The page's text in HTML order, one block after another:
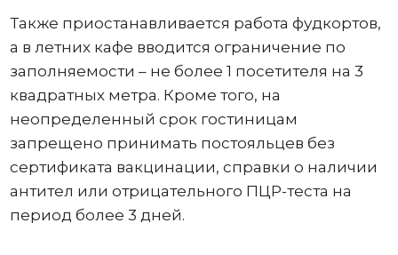
Также приостанавливается работа фудкортов,
а в летних кафе вводится ограничение по
заполняемости – не более 1 посетителя на 3
квадратных метра. Кроме того, на
неопределенный срок гостиницам
запрещено принимать постояльцев без
сертификата вакцинации, справки о наличии
антител или отрицательного ПЦР-теста на
период более 3 дней.